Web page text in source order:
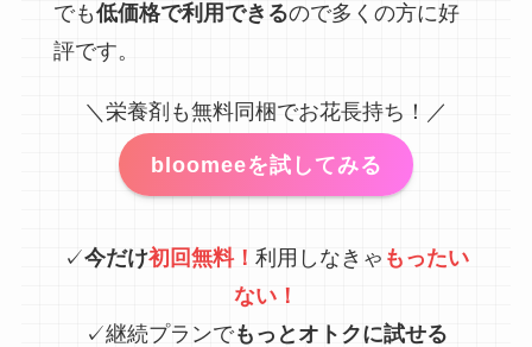
でも低価格で利用できるので多くの方に好
評です。
＼栄養剤も無料同梱でお花長持ち！／
bloomeeを試してみる
✓今だけ初回無料！ 利用しなきゃ もったい
ない！
✓継続プランでもっとオトクに試せる